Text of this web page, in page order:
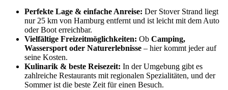
Perfekte Lage & einfache Anreise: Der Stover Strand liegt
nur 25 km von Hamburg entfernt und ist leicht mit dem Auto
oder Boot erreichbar.
Vielfältige Freizeitmöglichkeiten: Ob Camping,
Wassersport oder Naturerlebnisse – hier kommt jeder auf
seine Kosten.
Kulinarik & beste Reisezeit: In der Umgebung gibt es
zahlreiche Restaurants mit regionalen Spezialitäten, und der
Sommer ist die beste Zeit für einen Besuch.